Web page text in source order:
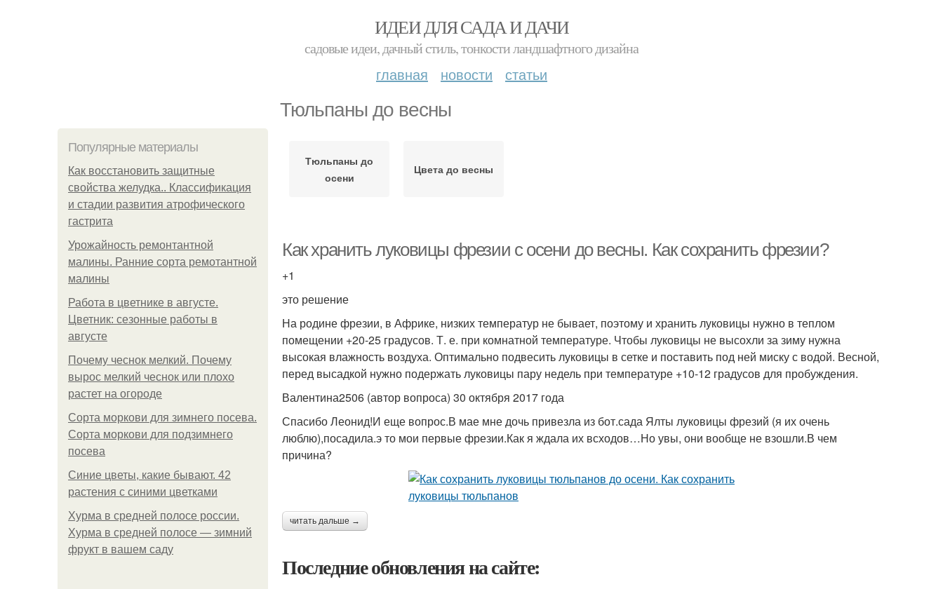
ИДЕИ ДЛЯ САДА И ДАЧИ
садовые идеи, дачный стиль, тонкости ландшафтного дизайна
главная новости статьи
Тюльпаны до весны
Популярные материалы
Как восстановить защитные
свойства желудка.. Классификация
и стадии развития атрофического
гастрита
Урожайность ремонтантной
малины. Ранние сорта ремотантной
малины
Работа в цветнике в августе.
Цветник: сезонные работы в
августе
Почему чеснок мелкий. Почему
вырос мелкий чеснок или плохо
растет на огороде
Сорта моркови для зимнего посева.
Сорта моркови для подзимнего
посева
Синие цветы, какие бывают. 42
растения с синими цветками
Хурма в средней полосе россии.
Хурма в средней полосе — зимний
фрукт в вашем саду
Тюльпаны до
осени
Цвета до весны
Как хранить луковицы фрезии с осени до весны. Как сохранить фрезии?
+1
это решение
На родине фрезии, в Африке, низких температур не бывает, поэтому и хранить луковицы нужно в теплом
помещении +20-25 градусов. Т. е. при комнатной температуре. Чтобы луковицы не высохли за зиму нужна
высокая влажность воздуха. Оптимально подвесить луковицы в сетке и поставить под ней миску с водой. Весной,
перед высадкой нужно подержать луковицы пару недель при температуре +10-12 градусов для пробуждения.
Валентина2506 (автор вопроса) 30 октября 2017 года
Спасибо Леонид!И еще вопрос.В мае мне дочь привезла из бот.сада Ялты луковицы фрезий (я их очень
люблю),посадила.э то мои первые фрезии.Как я ждала их всходов…Но увы, они вообще не взошли.В чем
причина?
читать дальше →
Последние обновления на сайте: